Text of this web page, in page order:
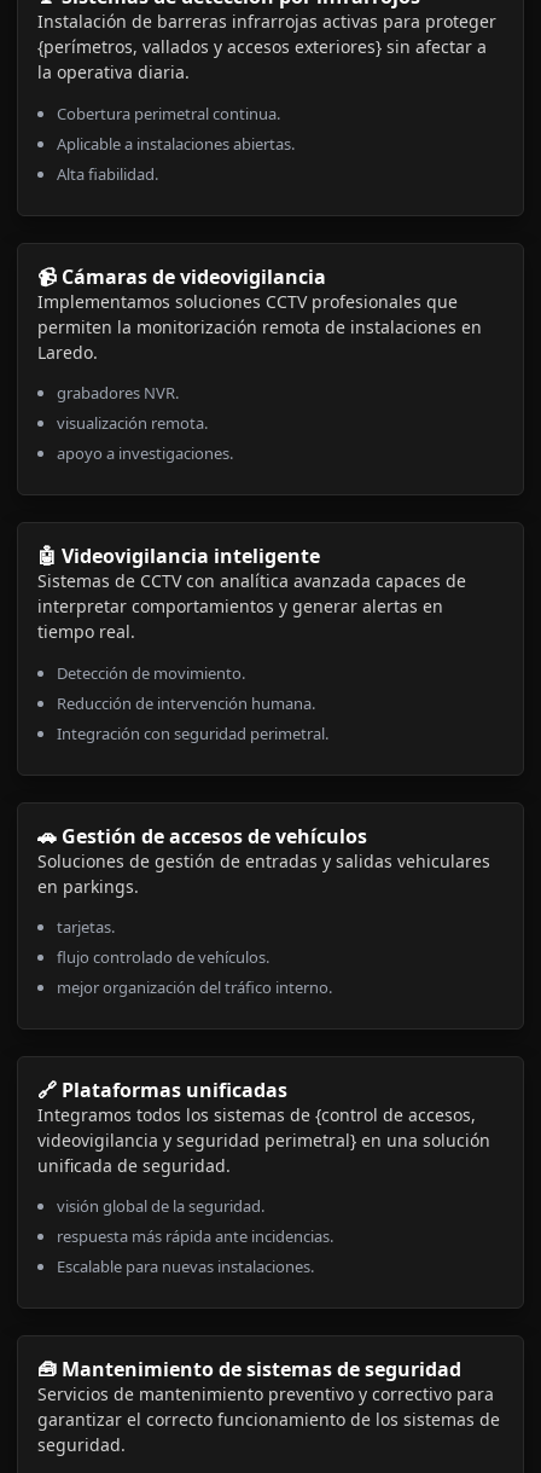
Instalación de barreras infrarrojas activas para proteger
{perímetros, vallados y accesos exteriores} sin afectar a
la operativa diaria.
Cobertura perimetral continua.
Aplicable a instalaciones abiertas.
Alta fiabilidad.
📹 Cámaras de videovigilancia
Implementamos soluciones CCTV profesionales que
permiten la monitorización remota de instalaciones en
Laredo.
grabadores NVR.
visualización remota.
apoyo a investigaciones.
🤖 Videovigilancia inteligente
Sistemas de CCTV con analítica avanzada capaces de
interpretar comportamientos y generar alertas en
tiempo real.
Detección de movimiento.
Reducción de intervención humana.
Integración con seguridad perimetral.
🚗 Gestión de accesos de vehículos
Soluciones de gestión de entradas y salidas vehiculares
en parkings.
tarjetas.
flujo controlado de vehículos.
mejor organización del tráfico interno.
🔗 Plataformas unificadas
Integramos todos los sistemas de {control de accesos,
videovigilancia y seguridad perimetral} en una solución
unificada de seguridad.
visión global de la seguridad.
respuesta más rápida ante incidencias.
Escalable para nuevas instalaciones.
🧰 Mantenimiento de sistemas de seguridad
Servicios de mantenimiento preventivo y correctivo para
garantizar el correcto funcionamiento de los sistemas de
seguridad.